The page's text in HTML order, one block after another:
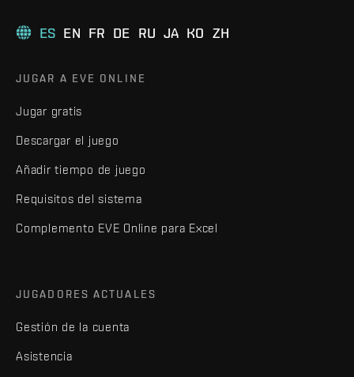
ES EN FR DE RU JA KO ZH
JUGAR A EVE ONLINE
Jugar gratis
Descargar el juego
Añadir tiempo de juego
Requisitos del sistema
Complemento EVE Online para Excel
JUGADORES ACTUALES
Gestión de la cuenta
Asistencia